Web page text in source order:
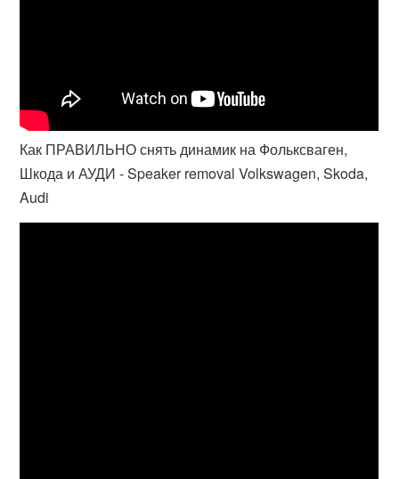
Как ПРАВИЛЬНО снять динамик на Фольксваген,
Шкода и АУДИ - Speaker removal Volkswagen, Skoda,
Audi